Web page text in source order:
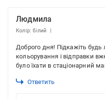
Людмила
Колір: білий
Доброго дня! Підкажіть будь
кольорування і відправки
було їхати в стаціонарний
Ответить